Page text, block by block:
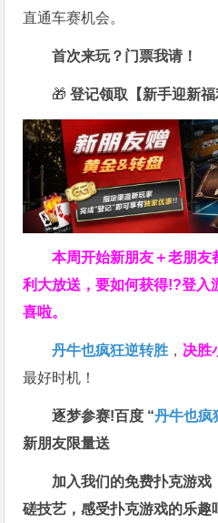
直通车赛机会。
首次来玩？门票我请！
🎁 登记领取【新手迎新福
本周开始新朋友＋老朋
利大放送，要如何获得!?登入
喜啦。
丹牛也疯狂逆转胜 ， 决胜
最好时机！
逐梦参赛!百度 “丹牛也疯
新朋友限量送
加入我们的免费扑克游戏
磋技艺，感受扑克游戏的乐趣